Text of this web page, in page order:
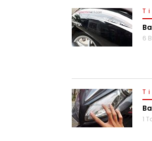
6
1